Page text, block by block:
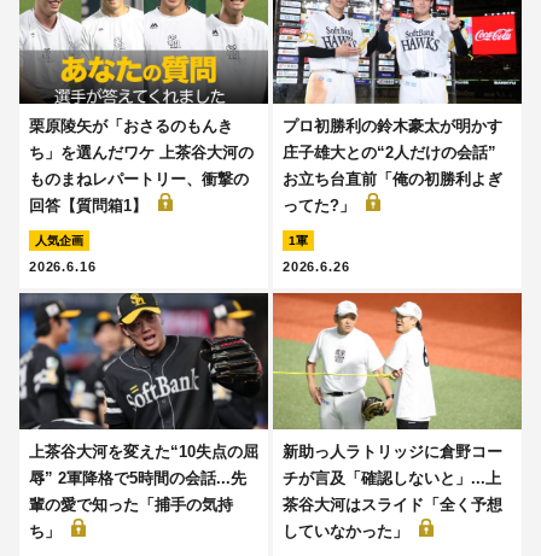
栗原陵矢が「おさるのもんき
ち」を選んだワケ 上茶谷大河の
ものまねレパートリー、衝撃の
回答【質問箱1】
人気企画
2026.6.16
プロ初勝利の鈴木豪太が明かす
庄子雄大との“2人だけの会話”
お立ち台直前「俺の初勝利よぎ
ってた?」
1軍
2026.6.26
上茶谷大河を変えた“10失点の屈
辱” 2軍降格で5時間の会話...先
輩の愛で知った「捕手の気持
ち」
新助っ人ラトリッジに倉野コー
チが言及「確認しないと」...上
茶谷大河はスライド「全く予想
していなかった」